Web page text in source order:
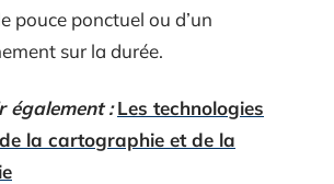
pouce ponctuel ou d’un
sur la durée.
également : Les technologies
la cartographie et de la